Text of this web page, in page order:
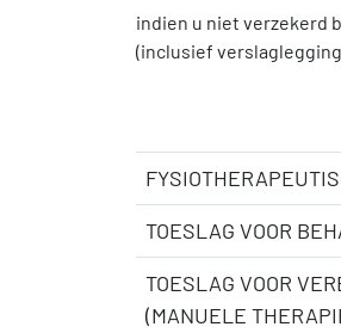
indien u niet verzekerd
(inclusief
TOESLAG VOOR
TOESLAG VOOR
(MANUELE